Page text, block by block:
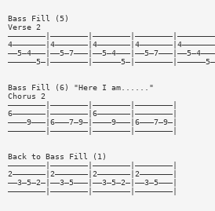
Bass Fill (5)
Verse 2
Bass Fill (6) "Here I am......"
Chorus 2
————————|————————|————————|————————|
6———————|————————|6———————|————————|
————9———|6———7—9—|————9———|6———7—9—|
————————|————————|————————|————————|
Back to Bass Fill (1)
————————|————————|————————|————————|
2———————|2———————|2———————|2———————|
——3—5—2—|——3—5———|——3—5—2—|——3—5———|
————————|————————|————————|————————|